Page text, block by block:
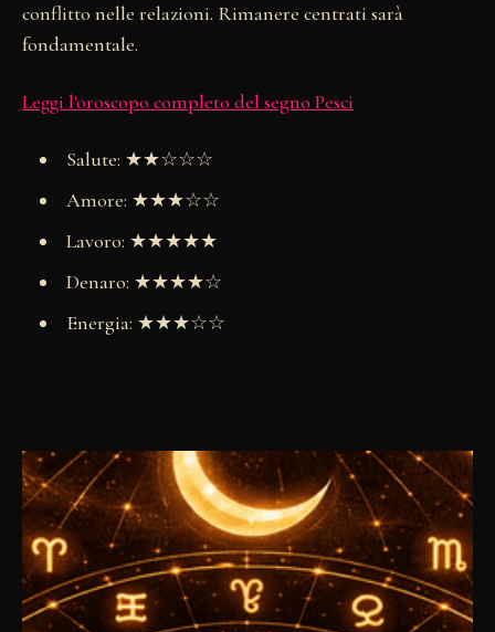
conflitto nelle relazioni. Rimanere centrati sarà
fondamentale.
Leggi l'oroscopo completo del segno Pesci
Salute: ★★☆☆☆
Amore: ★★★☆☆
Lavoro: ★★★★★
Denaro: ★★★★☆
Energia: ★★★☆☆